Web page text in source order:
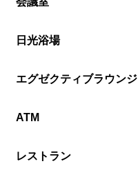
日光浴場
エグゼクティブラウンジ
ATM
レストラン